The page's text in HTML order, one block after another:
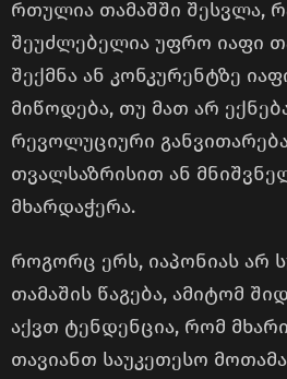
რთულია თამაშში შესვლა,
შეუძლებელია უფრო იაფი
შექმნა ან კონკურენტზე
მიწოდება, თუ მათ არ
რევოლუციური
თვალსაზრისით ან
მხარდაჭერა.
როგორც ერს, იაპონიას არ
თამაშის წაგება, ამიტომ
აქვთ ტენდენცია, რომ
თავიანთ საუკეთესო